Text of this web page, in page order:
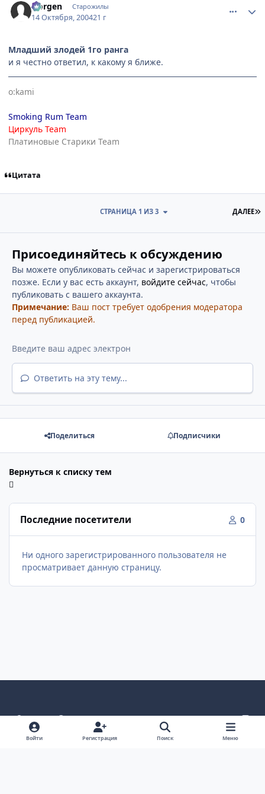
Norgen Старожилы
14 Октября, 200421 г
Младший злодей 1го ранга
и я честно ответил, к какому я ближе.
o:kami
Smoking Rum Team
Циркуль Team
Платиновые Старики Team
Цитата
ДАЛЕЕ
СТРАНИЦА 1 ИЗ 3
Присоединяйтесь к обсуждению
Вы можете опубликовать сейчас и зарегистрироваться
позже. Если у вас есть аккаунт, войдите сейчас, чтобы
публиковать с вашего аккаунта.
Примечание: Ваш пост требует одобрения модератора
перед публикацией.
Ответить на эту тему...
Поделиться Подписчики
Вернуться к списку тем
Последние посетители 0
Ни одного зарегистрированного пользователя не
просматривает данную страницу.
Светлый режим
Темный режим
Как в системе
v
k
Политика конфиденциальности
Войти Регистрация Поиск Меню